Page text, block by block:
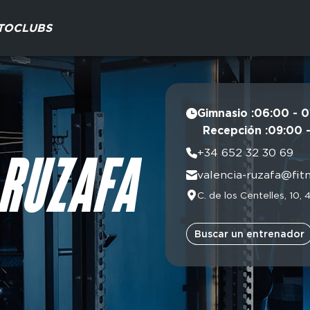
CLUBS
Gimnasio :06:00 -
Lunes
Martes
Miércoles
Jueves
Viernes
Domingo
Recepción :09:00
Lunes
Martes
Jueves
Sábado
+34 652 32 30 69
valencia-
C. de los Centelles, 10,
Buscar un entrenador